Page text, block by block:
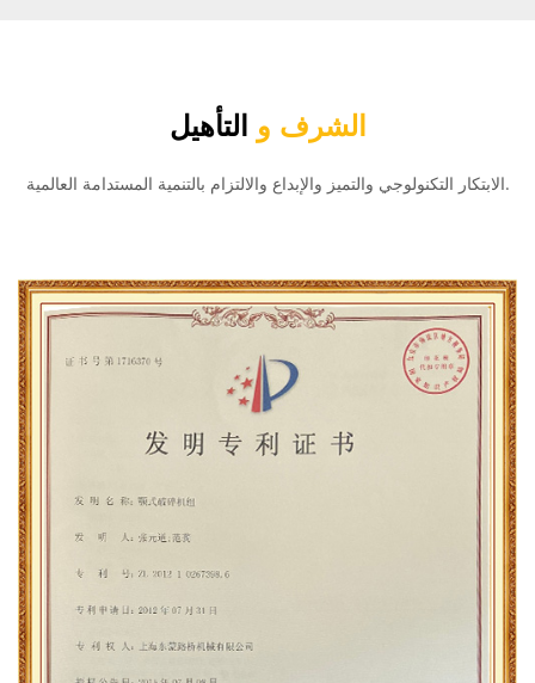
الشرف و التأهيل
الابتكار التكنولوجي والتميز والإبداع والالتزام بالتنمية المستدامة العالمية.